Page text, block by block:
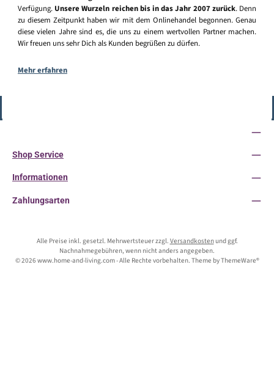
Verfügung. Unsere Wurzeln reichen bis in das Jahr 2007 zurück. Denn
zu diesem Zeitpunkt haben wir mit dem Onlinehandel begonnen. Genau
diese vielen Jahre sind es, die uns zu einem wertvollen Partner machen.
Wir freuen uns sehr Dich als Kunden begrüßen zu dürfen.
Mehr erfahren
Shop Service
Informationen
Zahlungsarten
Alle Preise inkl. gesetzl. Mehrwertsteuer zzgl. Versandkostenund ggf.
Nachnahmegebühren, wenn nicht anders angegeben.
© 2026 www.home-and-living.com - Alle Rechte vorbehalten. Theme byThemeWare®